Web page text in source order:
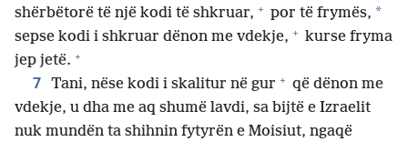
shërbëtorë të një kodi të shkruar, + por të frymës, *
sepse kodi i shkruar dënon me vdekje, + kurse fryma
jep jetë. +
7 Tani, nëse kodi i skalitur në gur + që dënon me
vdekje, u dha me aq shumë lavdi, sa bijtë e Izraelit
nuk mundën ta shihnin fytyrën e Moisiut, ngaqë